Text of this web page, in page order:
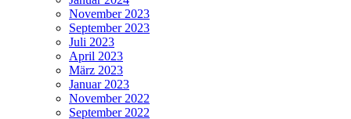
November 2023
September 2023
Juli 2023
April 2023
März 2023
Januar 2023
November 2022
September 2022